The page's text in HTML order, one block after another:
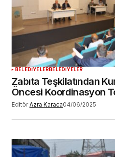
BELEDİYELERBELEDİYELER
Zabıta Teşkilatından
Öncesi Koordinasyon
Editör Azra Karaca04/06/2025